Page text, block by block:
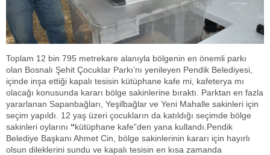
Toplam 12 bin 795 metrekare alanıyla bölgenin en önemli parkı
olan Bosnalı Şehit Çocuklar Parkı’nı yenileyen Pendik Belediyesi,
içinde inşa ettiği kapalı tesisin kütüphane kafe mi, kafeterya mı
olacağı konusunda kararı bölge sakinlerine bıraktı. Parktan en fazla
yararlanan Sapanbağları, Yeşilbağlar ve Yeni Mahalle sakinleri için
seçim yapıldı. 12 yaş üzeri çocukların da katıldığı seçimde bölge
sakinleri oylarını “kütüphane kafe”den yana kullandı.Pendik
Belediye Başkanı Ahmet Cin, bölge sakinlerinin kararı için hayırlı
olsun dileklerini sundu ve kapalı tesisin en kısa zamanda